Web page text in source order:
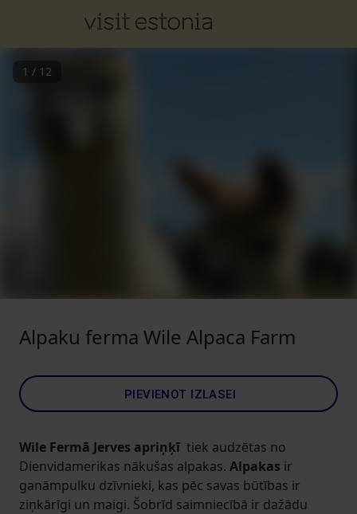
1 / 12
Alpaku ferma Wile Alpaca Farm
PIEVIENOT IZLASEI
Wile Fermā Jerves apriņķī tiek audzētas no
Dienvidamerikas nākušas alpakas. Alpakas ir
ganāmpulku dzīvnieki, kas pēc savas būtības ir
ziņkārīgi un maigi. Šobrīd saimniecībā ir dažādu